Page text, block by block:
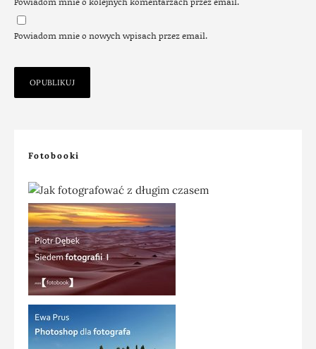
Powiadom mnie o nowych wpisach przez email.
Fotobooki